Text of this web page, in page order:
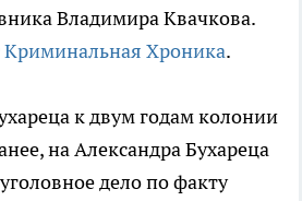
Владимира Квачкова.
Криминальная Хроника.
к двум годам колонии
на Александра Бухареца
дело по факту